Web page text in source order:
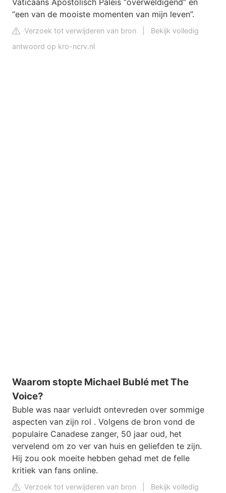
“een van de mooiste momenten van mijn leven”.
Verzoek tot verwijderen van bron
Bekijk volledig
antwoord op kro-ncrv.nl
Waarom stopte Michael Bublé met The
Voice?
Buble was naar verluidt ontevreden over sommige
aspecten van zijn rol . Volgens de bron vond de
populaire Canadese zanger, 50 jaar oud, het
vervelend om zo ver van huis en geliefden te zijn.
Hij zou ook moeite hebben gehad met de felle
kritiek van fans online.
Verzoek tot verwijderen van bron
Bekijk volledig